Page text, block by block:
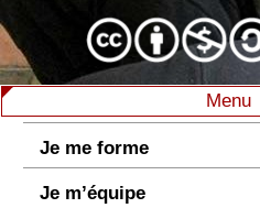
Menu
Je me forme
Je m’équipe